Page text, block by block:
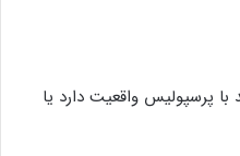
بیراوند با پرسپولیس واقعیت دارد یا